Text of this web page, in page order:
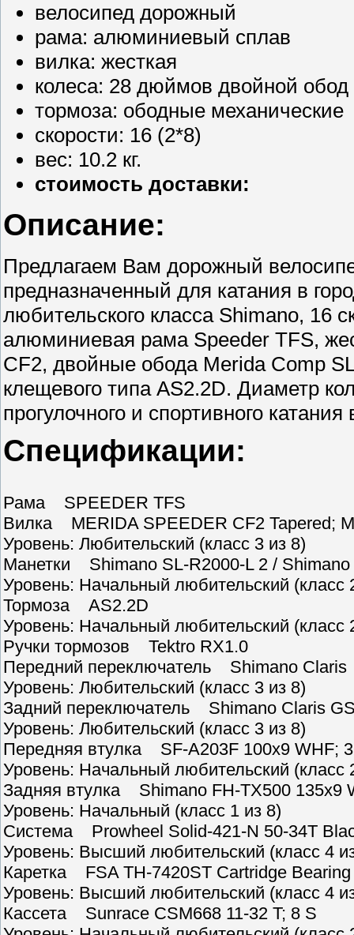
велосипед дорожный
рама: алюминиевый сплав
вилка: жесткая
колеса: 28 дюймов двойной обод
тормоза: ободные механические
скорости: 16 (2*8)
вес: 10.2 кг.
стоимость доставки:
Описание:
Предлагаем Вам дорожный
предназначенный для катания в
любительского класса Shimano, 16
алюминиевая рама Speeder TFS,
CF2, двойные обода Merida Comp
клещевого типа AS2.2D. Диаметр
прогулочного и спортивного
Спецификации:
Рама SPEEDER TFS
Вилка MERIDA SPEEDER CF2 Tapered;
Уровень: Любительский (класс 3 из 8)
Манетки Shimano SL-R2000-L 2 / Shimano
Уровень: Начальный любительский (класс
Тормоза AS2.2D
Уровень: Начальный любительский (класс
Ручки тормозов Tektro RX1.0
Передний переключатель Shimano Claris
Уровень: Любительский (класс 3 из 8)
Задний переключатель Shimano Claris
Уровень: Любительский (класс 3 из 8)
Передняя втулка SF-A203F 100x9 WHF;
Уровень: Начальный любительский (класс
Задняя втулка Shimano FH-TX500 135x9
Уровень: Начальный (класс 1 из 8)
Система Prowheel Solid-421-N 50-34T
Уровень: Высший любительский (класс 4
Каретка FSA TH-7420ST Cartridge Bearing
Уровень: Высший любительский (класс 4
Кассета Sunrace CSM668 11-32 T; 8 S